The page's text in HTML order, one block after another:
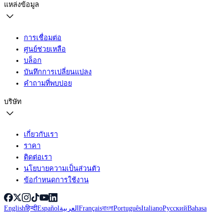
แหล่งข้อมูล
การเชื่อมต่อ
ศูนย์ช่วยเหลือ
บล็อก
บันทึกการเปลี่ยนแปลง
คำถามที่พบบ่อย
บริษัท
เกี่ยวกับเรา
ราคา
ติดต่อเรา
นโยบายความเป็นส่วนตัว
ข้อกำหนดการใช้งาน
Englishहिन्दीEspañolالعربيةFrançaisবাংলাPortuguêsItalianoРусскийBahasa